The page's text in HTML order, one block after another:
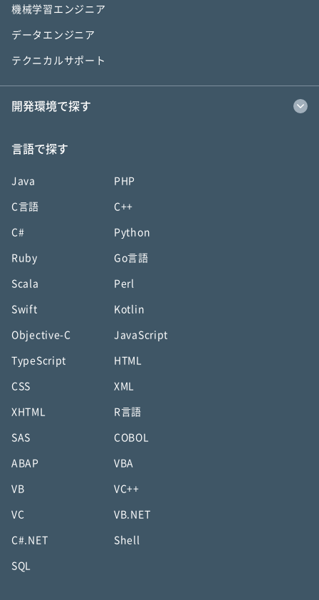
機械学習エンジニア
データエンジニア
テクニカルサポート
開発環境で探す
言語で探す
Java PHP
C言語 C++
C# Python
Ruby Go言語
Scala Perl
Swift Kotlin
Objective-C JavaScript
TypeScript HTML
CSS XML
XHTML R言語
SAS COBOL
ABAP VBA
VB VC++
VC VB.NET
C#.NET Shell
SQL